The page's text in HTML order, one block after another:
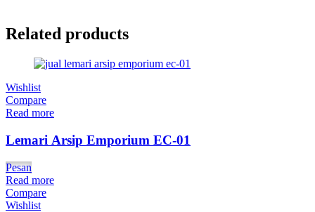
Related products
Wishlist
Compare
Read more
Lemari Arsip Emporium EC-01
Pesan
Read more
Compare
Wishlist